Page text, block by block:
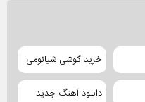
خرید گوشی شیائومی
دانلود آهنگ جدید